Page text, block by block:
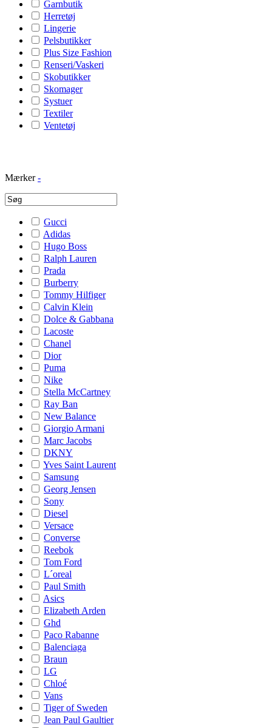
Garnbutik
Herretøj
Lingerie
Pelsbutikker
Plus Size Fashion
Renseri/Vaskeri
Skobutikker
Skomager
Systuer
Textiler
Ventetøj
Mærker -
Gucci
Adidas
Hugo Boss
Ralph Lauren
Prada
Burberry
Tommy Hilfiger
Calvin Klein
Dolce & Gabbana
Lacoste
Chanel
Dior
Puma
Nike
Stella McCartney
Ray Ban
New Balance
Giorgio Armani
Marc Jacobs
DKNY
Yves Saint Laurent
Samsung
Georg Jensen
Sony
Diesel
Versace
Converse
Reebok
Tom Ford
L´oreal
Paul Smith
Asics
Elizabeth Arden
Ghd
Paco Rabanne
Balenciaga
Braun
LG
Chloé
Vans
Tiger of Sweden
Jean Paul Gaultier